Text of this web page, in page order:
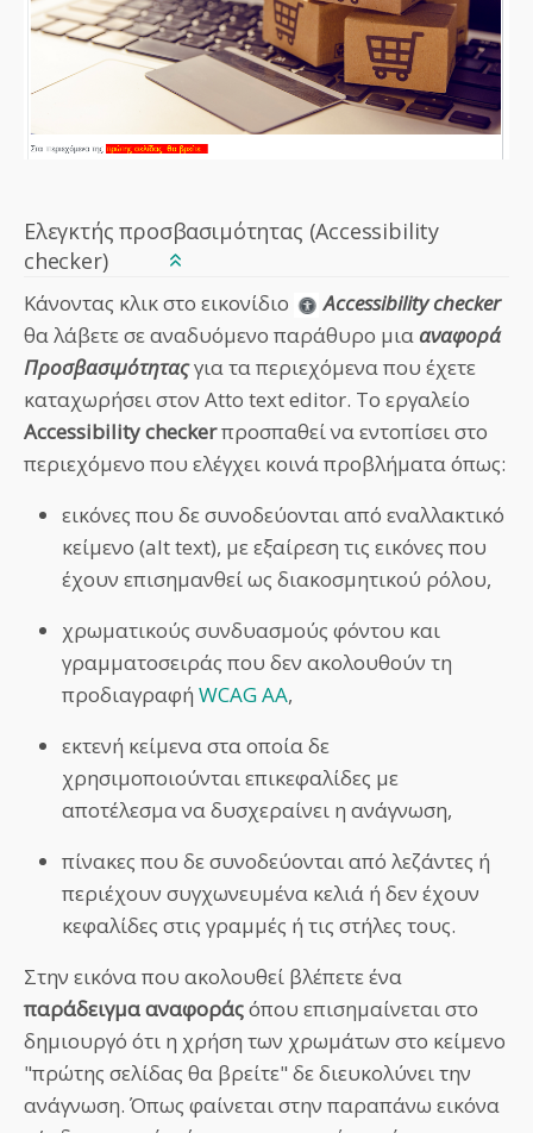
Ελεγκτής προσβασιμότητας (Accessibility
checker)
Κάνοντας κλικ στο εικονίδιο
Accessibility checker
θα λάβετε σε αναδυόμενο παράθυρο μιααναφορά
Προσβασιμότηταςγια τα περιεχόμενα που έχετε
καταχωρήσει στον Atto text editor. Το εργαλείο
Accessibility checkerπροσπαθεί να εντοπίσει στο
περιεχόμενο που ελέγχει κοινά προβλήματα όπως:
εικόνες που δε συνοδεύονται από εναλλακτικό
κείμενο (alt text), με εξαίρεση τις εικόνες που
έχουν επισημανθεί ως διακοσμητικού ρόλου,
χρωματικούς συνδυασμούς φόντου και
γραμματοσειράς που δεν ακολουθούν τη
προδιαγραφή WCAG AA,
εκτενή κείμενα στα οποία δε
χρησιμοποιούνται επικεφαλίδες με
αποτέλεσμα να δυσχεραίνει η ανάγνωση,
πίνακες που δε συνοδεύονται από λεζάντες ή
περιέχουν συγχωνευμένα κελιά ή δεν έχουν
κεφαλίδες στις γραμμές ή τις στήλες τους.
Στην εικόνα που ακολουθεί βλέπετε ένα
παράδειγμα αναφοράςόπου επισημαίνεται στο
δημιουργό ότι η χρήση των χρωμάτων στο κείμενο
"πρώτης σελίδας θα βρείτε" δε διευκολύνει την
ανάγνωση. Όπως φαίνεται στην παραπάνω εικόνα